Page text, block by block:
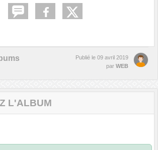
Publié le 09 avril 2019
par WEB
L'ALBUM